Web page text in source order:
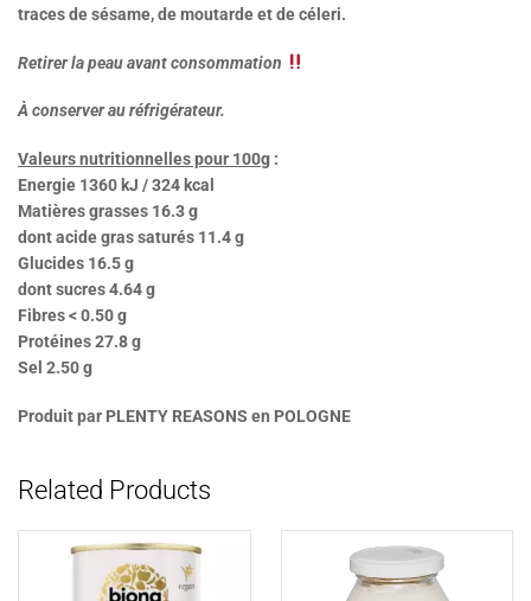
traces de sésame, de moutarde et de céleri.
Retirer la peau avant consommation
À conserver au réfrigérateur.
Valeurs nutritionnelles pour 100g :
Energie 1360 kJ / 324 kcal
Matières grasses 16.3 g
dont acide gras saturés 11.4 g
Glucides 16.5 g
dont sucres 4.64 g
Fibres < 0.50 g
Protéines 27.8 g
Sel 2.50 g
Produit par PLENTY REASONS en POLOGNE
Related Products